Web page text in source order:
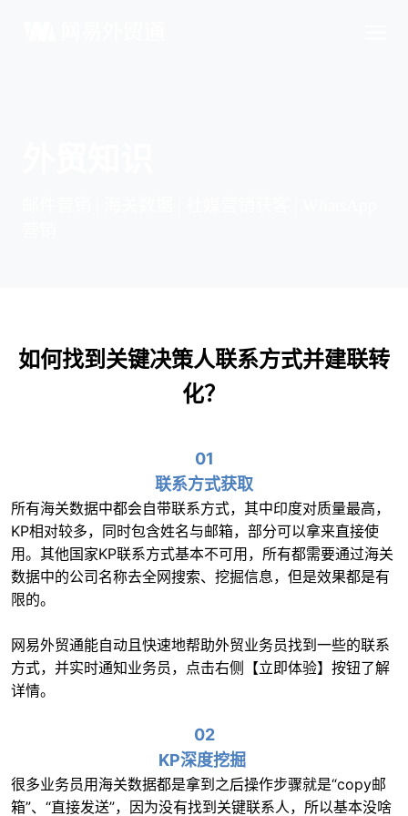
如何找到关键决策人联系方式并建联转
化？
01
联系方式获取
所有海关数据中都会自带联系方式，其中印度对质量最高，
KP相对较多，同时包含姓名与邮箱，部分可以拿来直接使
用。其他国家KP联系方式基本不可用，所有都需要通过海关
数据中的公司名称去全网搜索、挖掘信息，但是效果都是有
限的。
网易外贸通能自动且快速地帮助外贸业务员找到一些的联系
方式，并实时通知业务员，点击右侧【立即体验】按钮了解
详情。
02
KP深度挖掘
很多业务员用海关数据都是拿到之后操作步骤就是“copy邮
箱”、“直接发送”，因为没有找到关键联系人，所以基本没啥